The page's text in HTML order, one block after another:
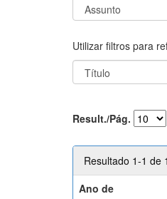
Utilizar filtros para
Result./Pág.
Resultado 1-1 de
Ano de